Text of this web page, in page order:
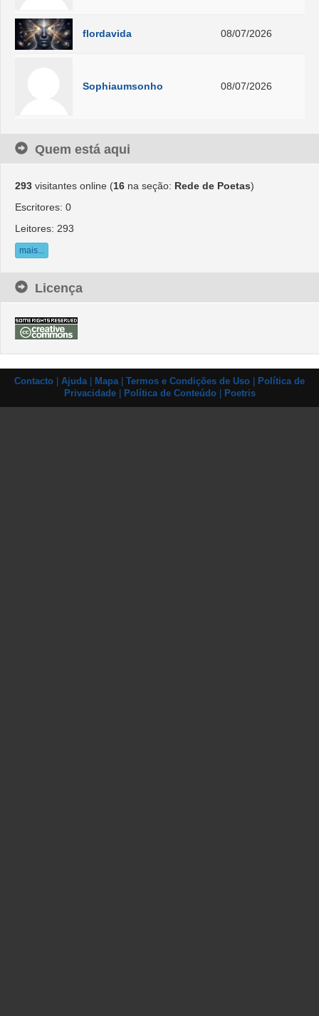
flordavida 08/07/2026
Sophiaumsonho 08/07/2026
Quem está aqui
293 visitantes online (16 na seção: Rede de Poetas)
Escritores: 0
Leitores: 293
mais...
Licença
Contacto Ajuda| Mapa| Termos e Condições de Uso
Política de
Privacidade| Política de Conteúdo| Poetris